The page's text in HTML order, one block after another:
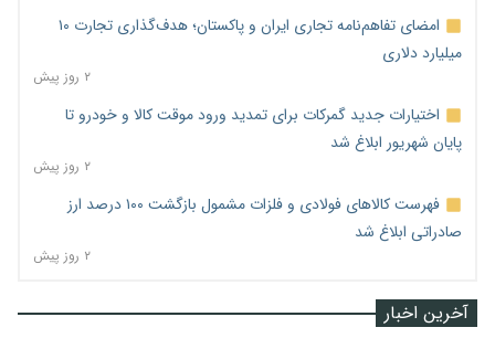
امضای تفاهم‌نامه تجاری ایران و پاکستان؛ هدف‌گذاری تجارت ۱۰
میلیارد دلاری
۲ روز پیش
اختیارات جدید گمرکات برای تمدید ورود موقت کالا و خودرو تا
پایان شهریور ابلاغ شد
۲ روز پیش
فهرست کالاهای فولادی و فلزات مشمول بازگشت ۱۰۰ درصد ارز
صادراتی ابلاغ شد
۲ روز پیش
آخرین اخبار